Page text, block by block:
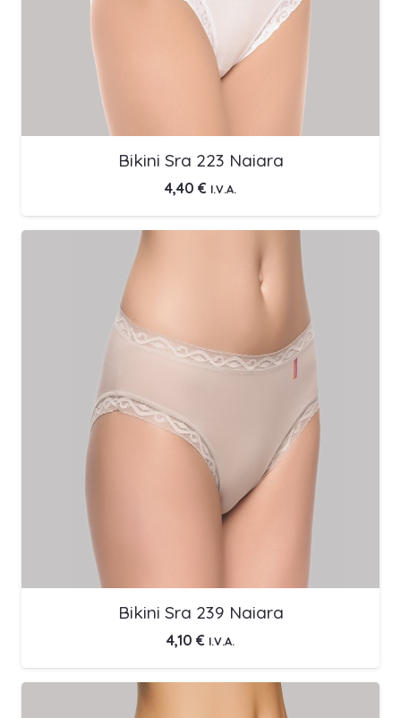
Bikini Sra 223 Naiara
4,40 € I.V.A.
Bikini Sra 239 Naiara
4,10 € I.V.A.